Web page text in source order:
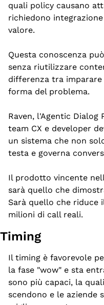
quali policy causano
richiedono
valore.
Questa conoscenza
senza riutilizzare
differenza tra
forma del problema.
Raven, l'Agentic
team CX e developer
un sistema che non
testa e governa
Il prodotto vincente
sarà quello che
Sarà quello che riduce
milioni di call reali.
Timing
Il timing è favorevole
la fase "wow" e sta
sono più capaci, la
scendono e le aziende